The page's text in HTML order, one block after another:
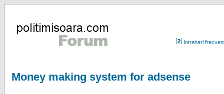
Intrebari
Money making system for adsense